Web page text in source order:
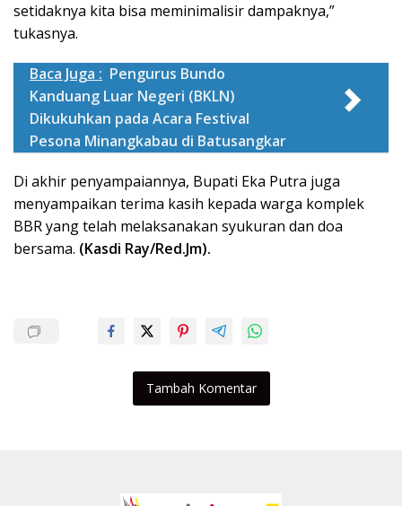
setidaknya kita bisa meminimalisir dampaknya,”
tukasnya.
Baca Juga : Pengurus Bundo
Kanduang Luar Negeri (BKLN)
Dikukuhkan pada Acara Festival
Pesona Minangkabau di Batusangkar
Di akhir penyampaiannya, Bupati Eka Putra juga
menyampaikan terima kasih kepada warga komplek
BBR yang telah melaksanakan syukuran dan doa
bersama. (Kasdi Ray/Red.Jm).
Tambah Komentar